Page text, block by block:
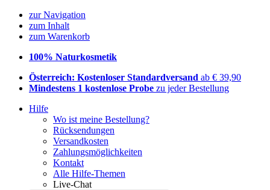
zur Navigation
zum Inhalt
zum Warenkorb
100% Naturkosmetik
Österreich: Kostenloser Standardversand ab € 39,90
Mindestens 1 kostenlose Probe zu jeder Bestellung
Hilfe
Wo ist meine Bestellung?
Rücksendungen
Versandkosten
Zahlungsmöglichkeiten
Kontakt
Alle Hilfe-Themen
Live-Chat